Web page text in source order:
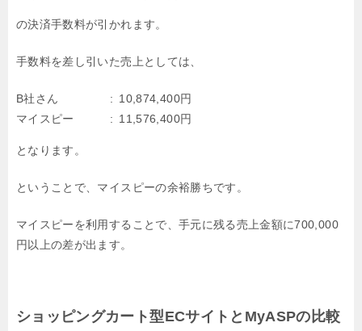
の決済手数料が引かれます。
手数料を差し引いた売上としては、
B社さん
10,874,400円
マイスピー
11,576,400円
となります。
ということで、マイスピーの余裕勝ちです。
マイスピーを利用することで、手元に残る売上金額に700,000
円以上の差が出ます。
ショッピングカート型ECサイトとMyASPの比較